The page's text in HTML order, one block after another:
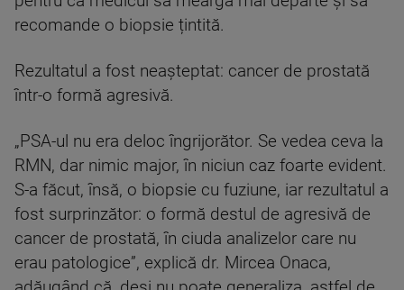
recomande o biopsie țintită.
Rezultatul a fost neașteptat: cancer de prostată
într-o formă agresivă.
„PSA-ul nu era deloc îngrijorător. Se vedea ceva la
RMN, dar nimic major, în niciun caz foarte evident.
S-a făcut, însă, o biopsie cu fuziune, iar rezultatul a
fost surprinzător: o formă destul de agresivă de
cancer de prostată, în ciuda analizelor care nu
erau patologice”, explică dr. Mircea Onaca,